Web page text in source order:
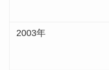
2003年